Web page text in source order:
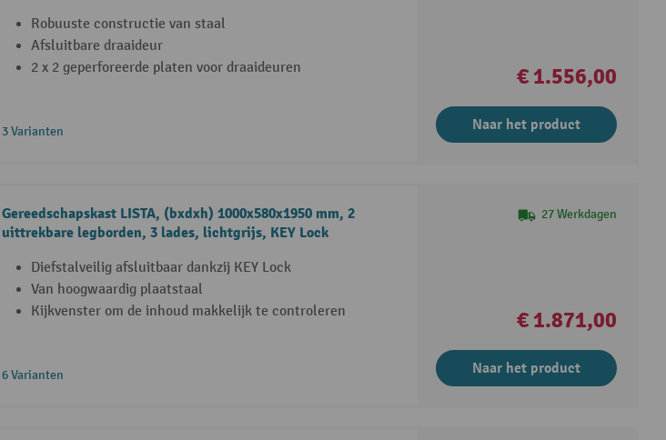
Robuuste constructie van staal
Afsluitbare draaideur
2 x 2 geperforeerde platen voor draaideuren
3 Varianten
€ 1.556,00
Naar het product
Gereedschapskast LISTA, (bxdxh) 1000x580x1950 mm, 2
uittrekbare legborden, 3 lades, lichtgrijs, KEY Lock
Diefstalveilig afsluitbaar dankzij KEY Lock
Van hoogwaardig plaatstaal
Kijkvenster om de inhoud makkelijk te controleren
6 Varianten
27 Werkdagen
€ 1.871,00
Naar het product